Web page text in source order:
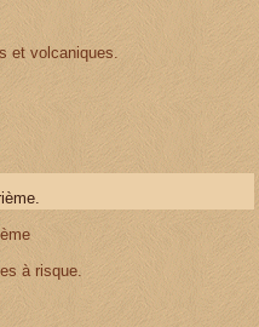
et volcaniques.
à risque.